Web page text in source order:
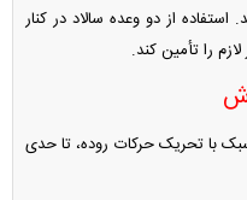
از دو وعده سالاد در کنار
را تأمین کند.
با تحریک حرکات روده، تا حدی